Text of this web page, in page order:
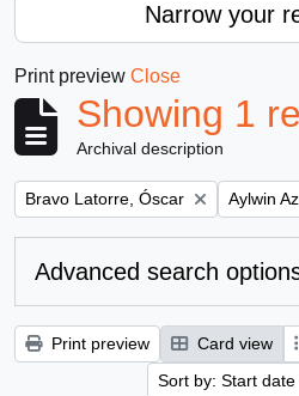
Narrow your
Print preview Close
Showing 1
Archival description
Remove filter:
Bravo Latorre, Óscar Remove
Aylwin
Advanced search
Print preview Card view
Sort by: Start date